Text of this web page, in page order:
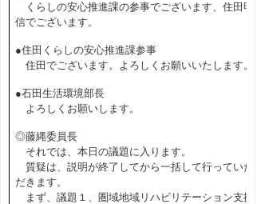
くらしの安心推進課の参事でございます、住田明
信でございます。
●住田くらしの安心推進課参事
住田でございます。よろしくお願いいたします。
●石田生活環境部長
よろしくお願いします。
◎藤縄委員長
それでは、本日の議題に入ります。
質疑は、説明が終了してから一括して行っていた
だきます。
まず、議題１、圏域地域リハビリテーション支援